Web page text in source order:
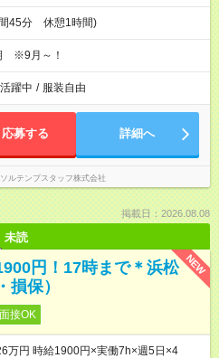
45分 休憩1時間)
※9月～！
躍中 / 服装自由
応募する 詳細へ
ルテンプスタッフ株式会社
掲載日：2026.08.08
未読
NEW
円！17時まで＊浜松
損保）
接OK
円 時給1900円×実働7h×週5日×4